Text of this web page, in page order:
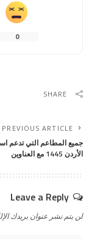
0
SHARE
PREVIOUS ARTICLE
جميع المطاعم التي تدعم
الأردن 1445 مع العناوين
Leave a Reply
لن يتم نشر عنوان بريدك